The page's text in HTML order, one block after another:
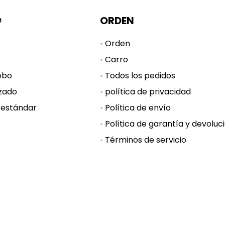
ORDEN
Orden
Carro
Todos los pedidos
política de privacidad
Política de envío
Términos de servicio